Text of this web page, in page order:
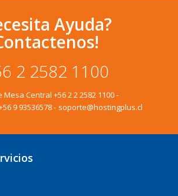
Ayuda?
2 2582 1100
Mesa Central +56 2 2 2582 1100-
9 93536578- soporte@hostingplus.cl